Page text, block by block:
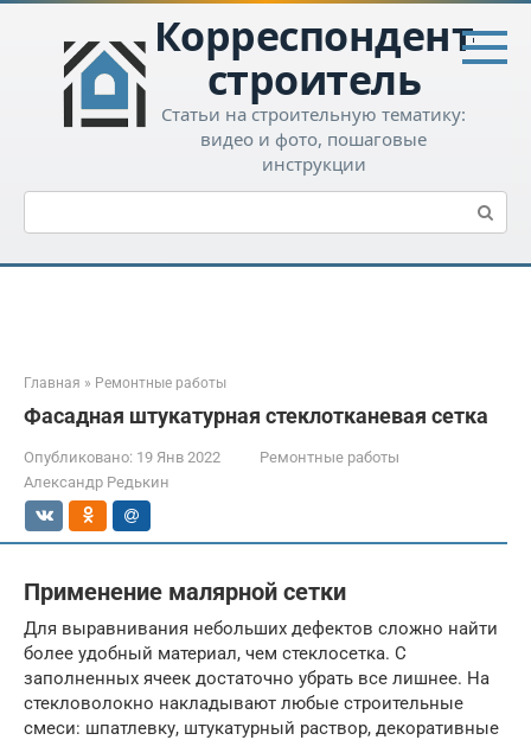
Перейти
контенту
Корреспондент-
строитель
Статьи на строительную тематику:
видео и фото, пошаговые
инструкции
Поиск:
Главная » Ремонтные работы
Фасадная штукатурная стеклотканевая сетка
Опубликовано: 19 Янв 2022
Ремонтные работы
Александр Редькин
Применение малярной сетки
Для выравнивания небольших дефектов сложно найти
более удобный материал, чем стеклосетка. С
заполненных ячеек достаточно убрать все лишнее. На
стекловолокно накладывают любые строительные
смеси: шпатлевку, штукатурный раствор, декоративные